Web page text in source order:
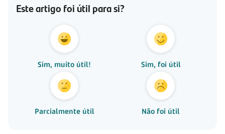
Este artigo foi útil para si?
Sim, muito útil! Sim, foi útil
Parcialmente útil Não foi útil